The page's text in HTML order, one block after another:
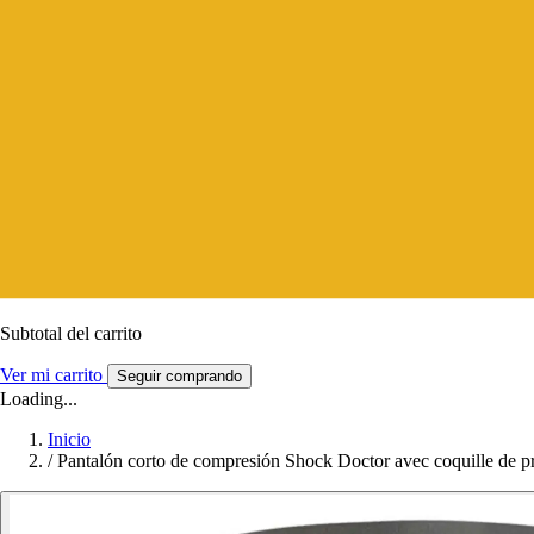
Subtotal del carrito
Ver mi carrito Seguir comprando
Loading...
Inicio
/ Pantalón corto de compresión Shock Doctor avec coquille de